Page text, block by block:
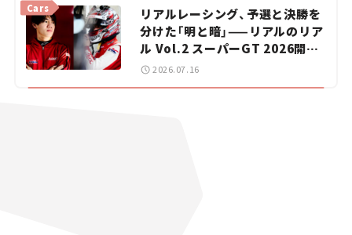
リアルレーシング、予選と決勝を
分けた「明と暗」——リアルのリア
ル Vol.2 スーパーGT 2026開幕
戦 岡山国際サーキット
Cars
2026.07.16